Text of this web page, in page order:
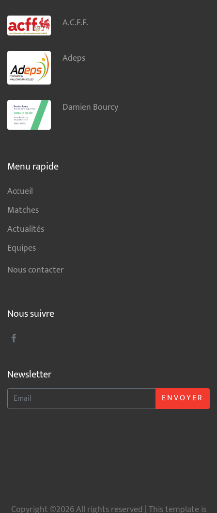
A.C.F.F.
Adeps
Damien Bourcy
Menu rapide
Accueil
Matches
Actualités
Equipes
Nous contacter
Nous suivre
Newsletter
ENVOYER
Copyright ©2026 All rights reserved | This template is